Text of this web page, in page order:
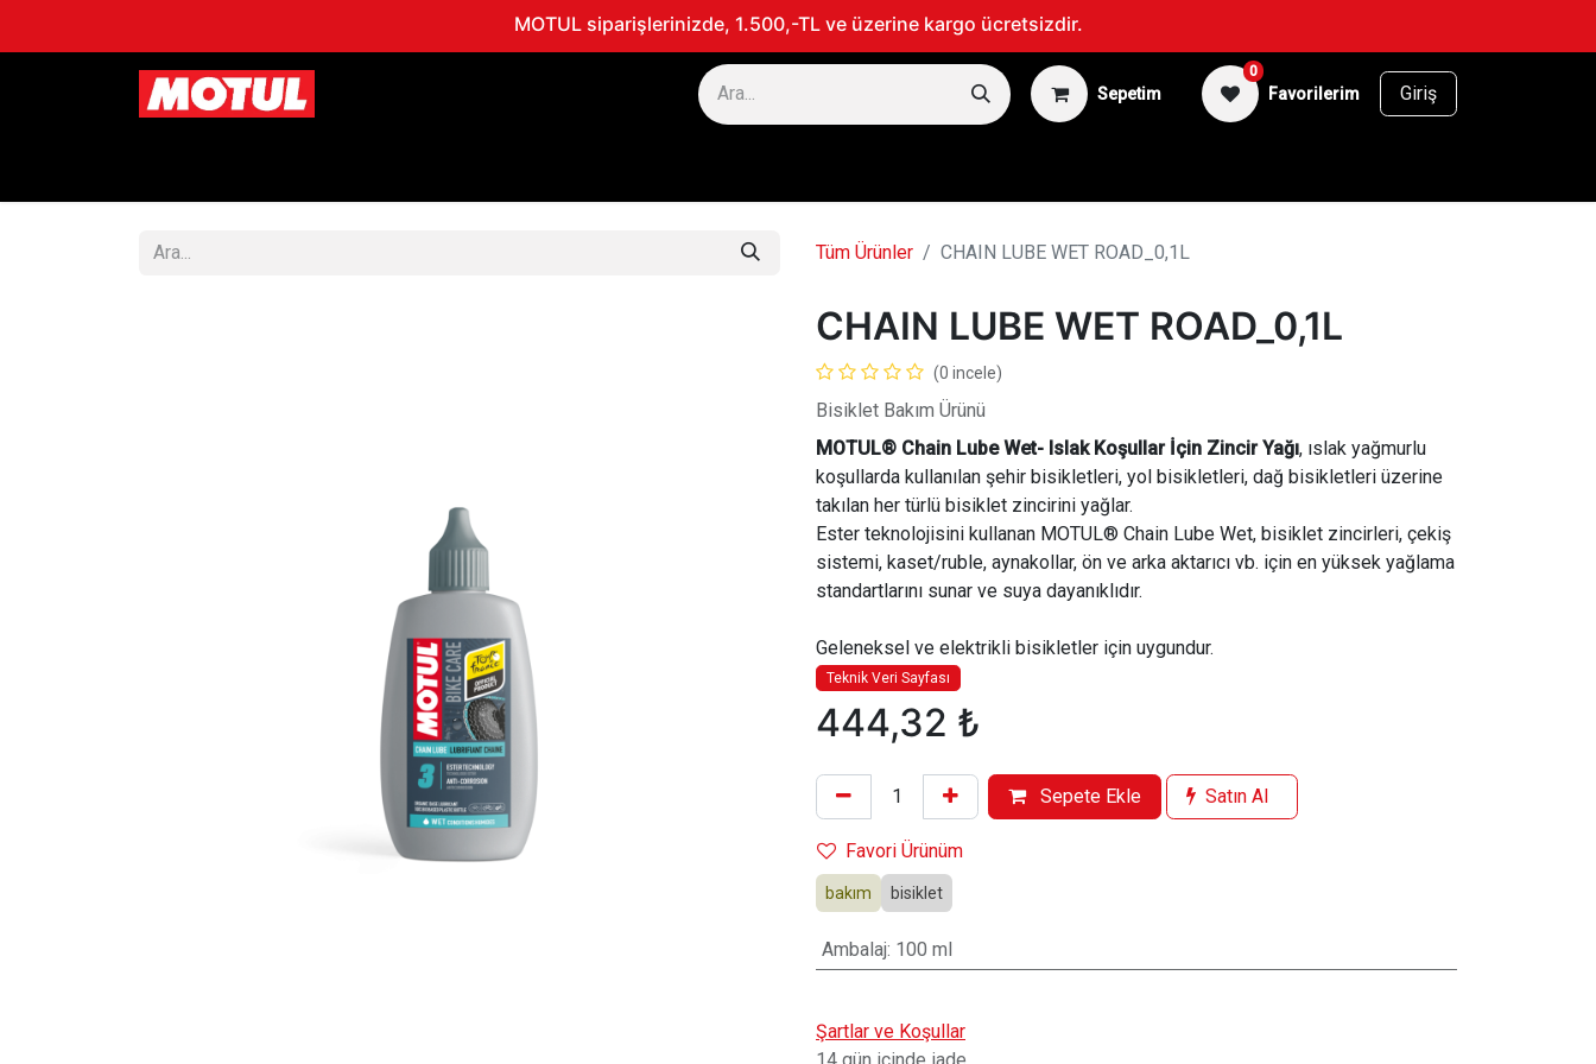
MOTUL siparişlerinizde, 1.500,-TL ve üzerine kargo ücretsizdir.
Sepetim
0
Favorilerim Giriş
Tüm Ürünler CHAIN LUBE WET ROAD_0,1L
CHAIN LUBE WET ROAD_0,1L
(0 incele)
Bisiklet Bakım Ürünü
MOTUL® Chain Lube Wet- Islak Koşullar İçin Zincir Yağı, ıslak yağmurlu
koşullarda kullanılan şehir bisikletleri, yol bisikletleri, dağ bisikletleri üzerine
takılan her türlü bisiklet zincirini yağlar.
Ester teknolojisini kullanan MOTUL® Chain Lube Wet, bisiklet zincirleri, çekiş
sistemi, kaset/ruble, aynakollar, ön ve arka aktarıcı vb. için en yüksek yağlama
standartlarını sunar ve suya dayanıklıdır.
Geleneksel ve elektrikli bisikletler için uygundur.
Teknik Veri Sayfası
444,32 ₺
Sepete Ekle Satın Al
Favori Ürünüm
bakım bisiklet
Ambalaj: 100 ml
Şartlar ve Koşullar